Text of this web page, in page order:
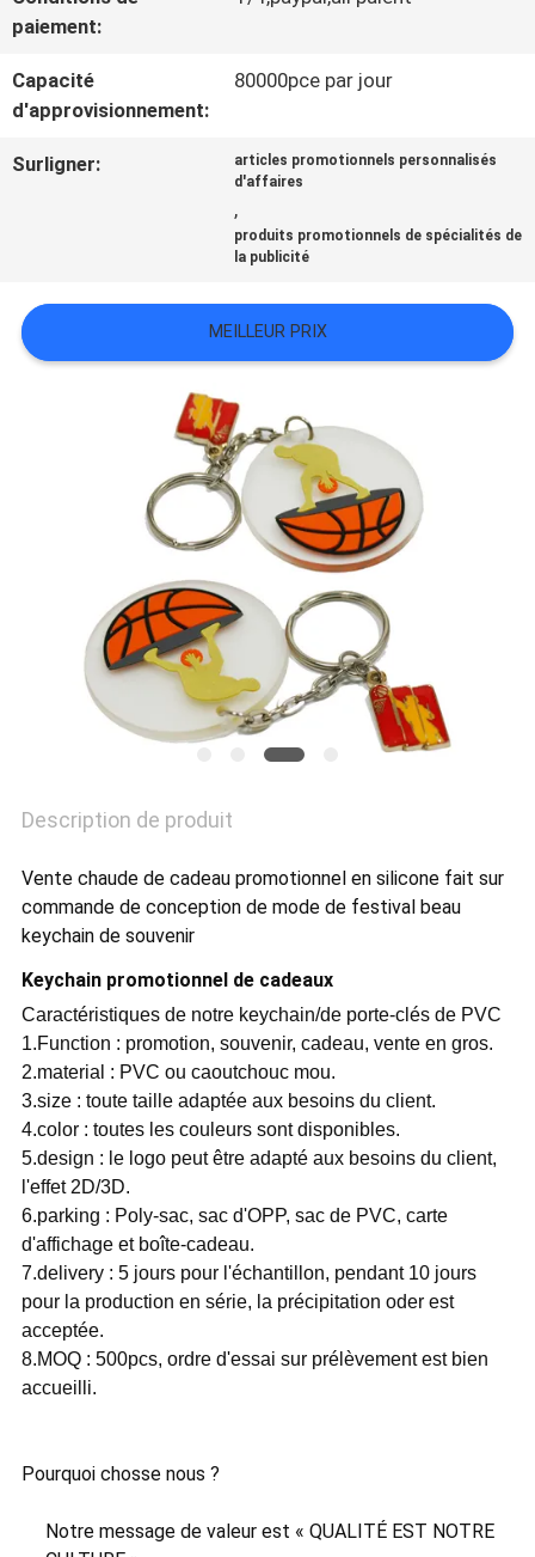
NOUVELLES
TOUS
VR
POLITIQUE
paiement:
Capacité
d'approvisionnement:
80000pce par jour
Surligner:
articles promotionnels personnalisés
d'affaires
,
produits promotionnels de spécialités de
la publicité
MEILLEUR PRIX
Description de produit
Vente chaude de cadeau promotionnel en silicone fait sur
commande de conception de mode de festival beau
keychain de souvenir
Keychain promotionnel de cadeaux
Caractéristiques de notre keychain/de porte-clés de PVC
1.Function : promotion, souvenir, cadeau, vente en gros.
2.material : PVC ou caoutchouc mou.
3.size : toute taille adaptée aux besoins du client.
4.color : toutes les couleurs sont disponibles.
5.design : le logo peut être adapté aux besoins du client,
l'effet 2D/3D.
6.parking : Poly-sac, sac d'OPP, sac de PVC, carte
d'affichage et boîte-cadeau.
7.delivery : 5 jours pour l'échantillon, pendant 10 jours
pour la production en série, la précipitation oder est
acceptée.
8.MOQ : 500pcs, ordre d'essai sur prélèvement est bien
accueilli.
Pourquoi chosse nous ?
Notre message de valeur est « QUALITÉ EST NOTRE